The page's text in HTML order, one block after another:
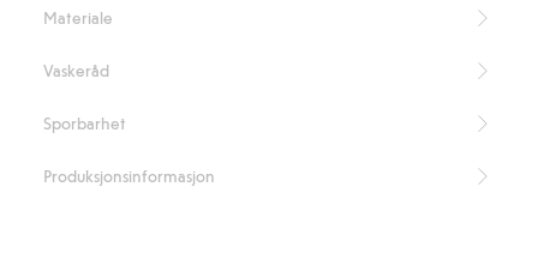
fiber.
Materiale
Vaskeråd
Sporbarhet
Produksjonsinformasjon